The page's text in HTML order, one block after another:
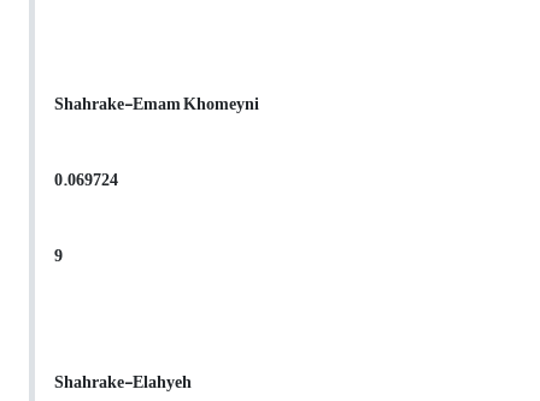
Shahrake-Emam Khomeyni
0.069724
9
Shahrake-Elahyeh